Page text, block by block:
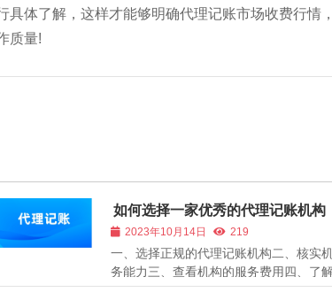
体了解，这样才能够明确代理记账市场收费行情
质量!
如何选择一家优秀的代理记账机构
2023年10月14日 219
一、选择正规的代理记账机构二、核实
务能力三、查看机构的服务费用四、了
服务态度 代理记账机构是指为企业提供